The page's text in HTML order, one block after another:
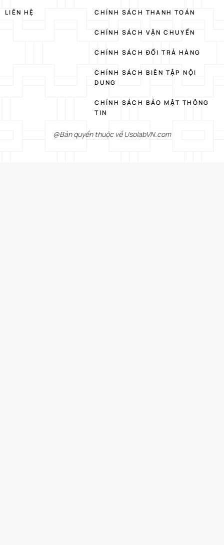
LIÊN HỆ CHÍNH SÁCH THANH TOÁN
CHÍNH SÁCH VẬN CHUYỂN
CHÍNH SÁCH ĐỔI TRẢ HÀNG
CHÍNH SÁCH BIÊN TẬP NỘI
DUNG
CHÍNH SÁCH BẢO MẬT THÔNG
TIN
@Bản quyền thuộc về UsolabVN.com